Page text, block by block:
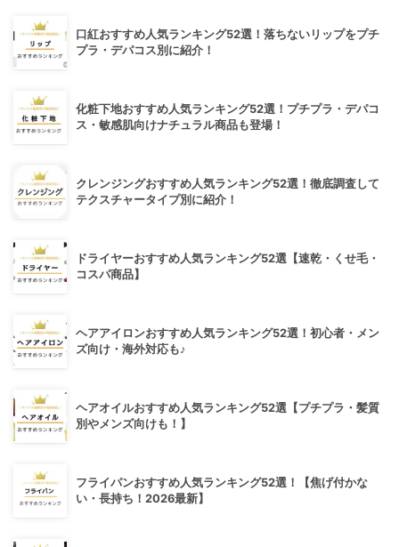
口紅おすすめ人気ランキング52選！落ちないリップをプチ
プラ・デパコス別に紹介！
化粧下地おすすめ人気ランキング52選！プチプラ・デパコ
ス・敏感肌向けナチュラル商品も登場！
クレンジングおすすめ人気ランキング52選！徹底調査して
テクスチャータイプ別に紹介！
ドライヤーおすすめ人気ランキング52選【速乾・くせ毛・
コスパ商品】
ヘアアイロンおすすめ人気ランキング52選！初心者・メン
ズ向け・海外対応も♪
ヘアオイルおすすめ人気ランキング52選【プチプラ・髪質
別やメンズ向けも！】
フライパンおすすめ人気ランキング52選！【焦げ付かな
い・長持ち！2026最新】